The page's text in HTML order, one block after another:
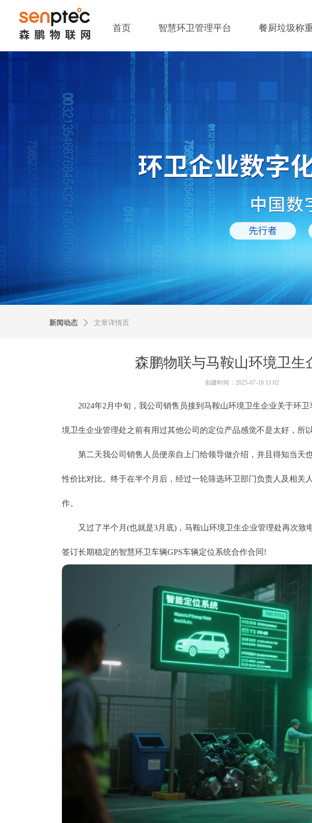
首页 智慧环卫管理平台 餐厨垃圾称
森鹏物联与马鞍山环境卫生
2024年2月中旬，我公司销售员接到马鞍山环境卫生企业关于环卫
境卫生企业管理处之前有用过其他公司的定位产品感觉不是太好，所
第二天我公司销售人员便亲自上门给领导做介绍，并且得知当天
性价比对比。终于在半个月后，经过一轮筛选环卫部门负责人及相
作。
又过了半个月(也就是3月底)，马鞍山环境卫生企业管理处再次致
签订长期稳定的智慧环卫车辆GPS车辆定位系统合作合同!
新闻动态 ꄲ 文章详情页
创建时间： 2025-07-18 11:02